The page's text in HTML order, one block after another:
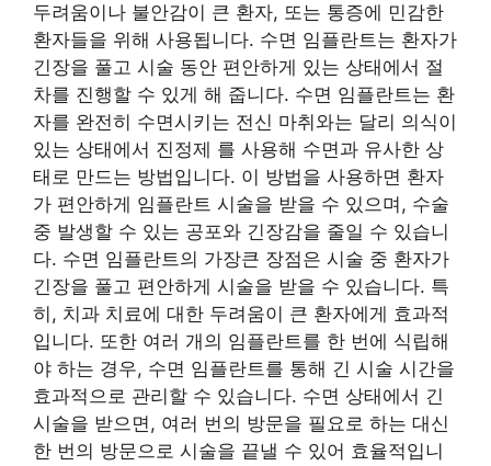
두려움이나 불안감이 큰 환자, 또는 통증에 민감한
환자들을 위해 사용됩니다. 수면 임플란트는 환자가
긴장을 풀고 시술 동안 편안하게 있는 상태에서 절
차를 진행할 수 있게 해 줍니다. 수면 임플란트는 환
자를 완전히 수면시키는 전신 마취와는 달리 의식이
있는 상태에서 진정제 를 사용해 수면과 유사한 상
태로 만드는 방법입니다. 이 방법을 사용하면 환자
가 편안하게 임플란트 시술을 받을 수 있으며, 수술
중 발생할 수 있는 공포와 긴장감을 줄일 수 있습니
다. 수면 임플란트의 가장큰 장점은 시술 중 환자가
긴장을 풀고 편안하게 시술을 받을 수 있습니다. 특
히, 치과 치료에 대한 두려움이 큰 환자에게 효과적
입니다. 또한 여러 개의 임플란트를 한 번에 식립해
야 하는 경우, 수면 임플란트를 통해 긴 시술 시간을
효과적으로 관리할 수 있습니다. 수면 상태에서 긴
시술을 받으면, 여러 번의 방문을 필요로 하는 대신
한 번의 방문으로 시술을 끝낼 수 있어 효율적입니